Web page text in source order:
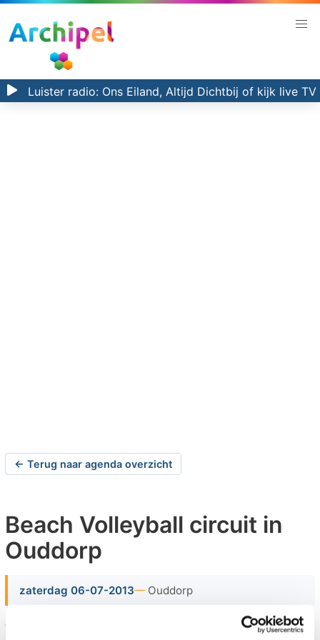
Luister radio: Ons Eiland, Altijd Dichtbij of kijk live TV
← Terug naar agenda overzicht
Beach Volleyball circuit in
Ouddorp
zaterdag 06-07-2013 Ouddorp
Van mei tot en met augustus 2013 vindt ook deze zomer